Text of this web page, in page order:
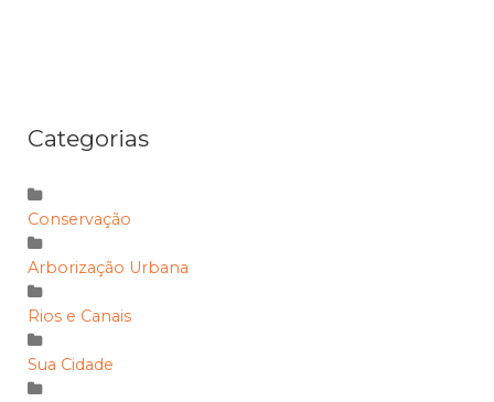
Categorias
Conservação
Arborização Urbana
Rios e Canais
Sua Cidade